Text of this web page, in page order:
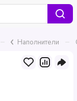
– Наполнители –